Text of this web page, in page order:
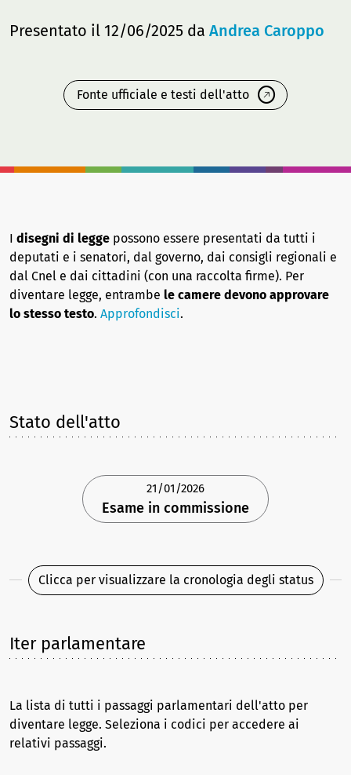
Presentato il 12/06/2025 da Andrea Caroppo
Fonte ufficiale e testi dell'atto
I disegni di legge possono essere presentati da tutti i
deputati e i senatori, dal governo, dai consigli regionali e
dal Cnel e dai cittadini (con una raccolta firme). Per
diventare legge, entrambe le camere devono approvare
lo stesso testo. Approfondisci.
Stato dell'atto
21/01/2026
Esame in commissione
Clicca per visualizzare la cronologia degli status
Iter parlamentare
La lista di tutti i passaggi parlamentari dell'atto per
diventare legge. Seleziona i codici per accedere ai
relativi passaggi.